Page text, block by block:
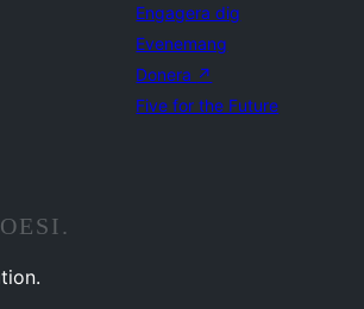
Engagera dig
Evenemang
Donera ↗
Five for the Future